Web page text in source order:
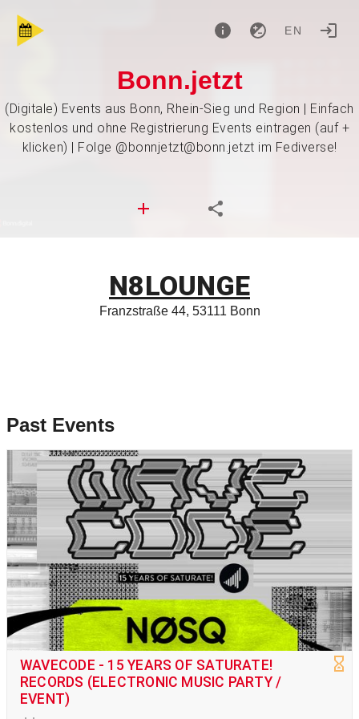
EN
Bonn.jetzt
(Digitale) Events aus Bonn, Rhein-Sieg und Region | Einfach
kostenlos und ohne Registrierung Events eintragen (auf +
klicken) | Folge @bonnjetzt@bonn.jetzt im Fediverse!
N8LOUNGE
Franzstraße 44, 53111 Bonn
Past Events
WAVECODE - 15 YEARS OF SATURATE!
RECORDS (ELECTRONIC MUSIC PARTY /
EVENT)